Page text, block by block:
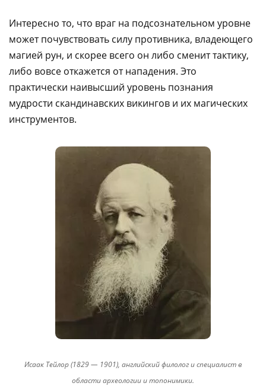
Интересно то, что враг на подсознательном уровне
может почувствовать силу противника, владеющего
магией рун, и скорее всего он либо сменит тактику,
либо вовсе откажется от нападения. Это
практически наивысший уровень познания
мудрости скандинавских викингов и их магических
инструментов.
Исаак Тейлор (1829 — 1901), английский филолог и специалист в
области археологии и топонимики.